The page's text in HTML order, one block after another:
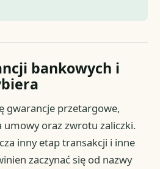
bankowych i
gwarancje przetargowe,
umowy oraz zwrotu zaliczki.
inny etap transakcji i inne
zaczynać się od nazwy